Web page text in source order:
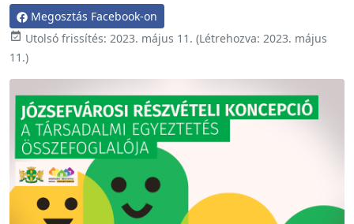
Megosztás Facebook-on
 Utolsó frissítés: 2023. május 11. (Létrehozva: 2023. május
11.)